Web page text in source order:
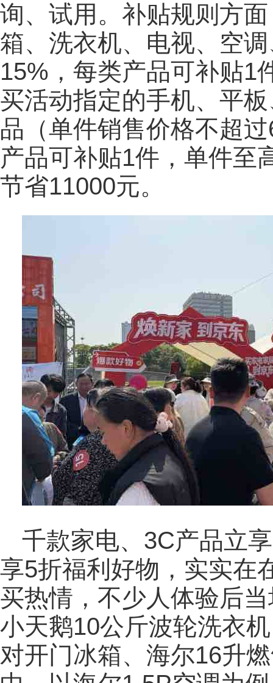
询、试用。补贴规则方
箱、洗衣机、电视、空
15%，每类产品可补贴1
买活动指定的手机、平
品（单件销售价格不超
产品可补贴1件，单件至
节省11000元。
千款家电、3C产品立
享5折福利好物，实实在
买热情，不少人体验后
小天鹅10公斤波轮洗衣
对开门冰箱、海尔16升